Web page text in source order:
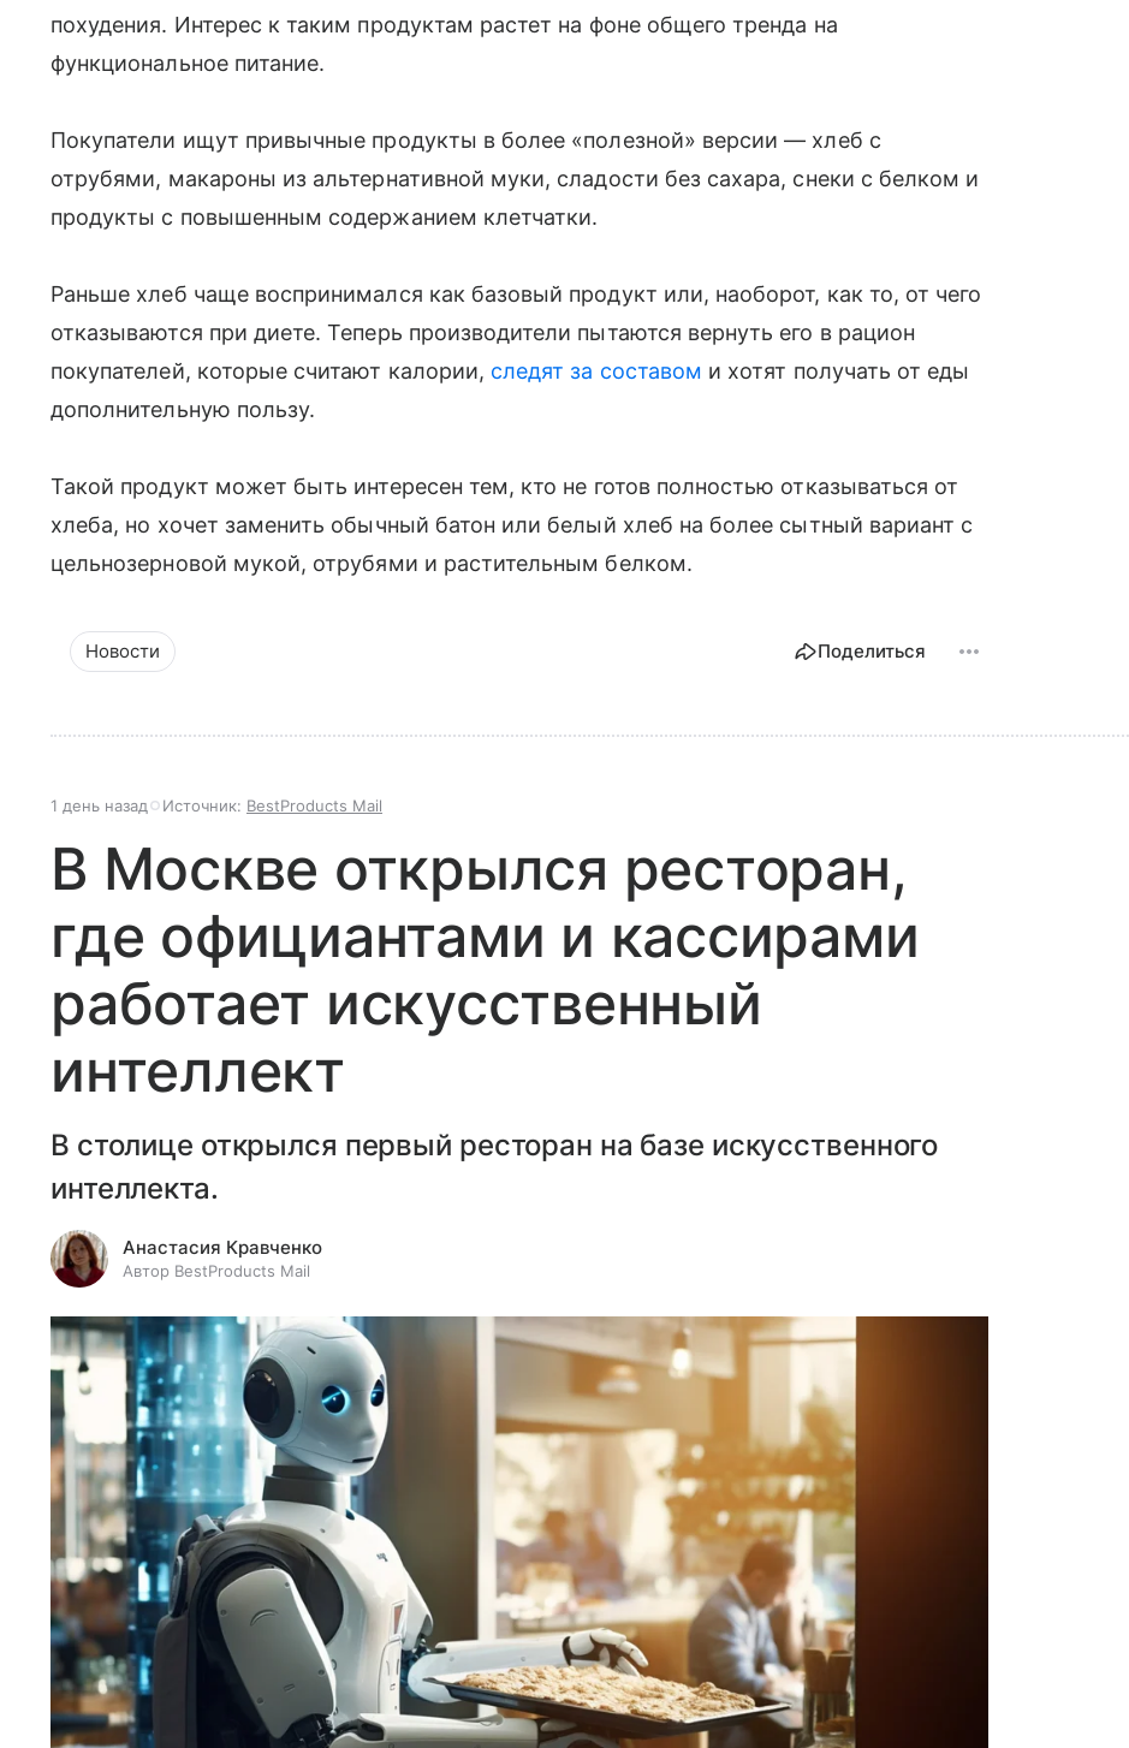
похудения. Интерес к таким продуктам растет на фоне общего тренда на
функциональное питание.
Покупатели ищут привычные продукты в более «полезной» версии — хлеб с
отрубями, макароны из альтернативной муки, сладости без сахара, снеки с белком и
продукты с повышенным содержанием клетчатки.
Раньше хлеб чаще воспринимался как базовый продукт или, наоборот, как то, от чего
отказываются при диете. Теперь производители пытаются вернуть его в рацион
покупателей, которые считают калории, следят за составом и хотят получать от еды
дополнительную пользу.
Такой продукт может быть интересен тем, кто не готов полностью отказываться от
хлеба, но хочет заменить обычный батон или белый хлеб на более сытный вариант с
цельнозерновой мукой, отрубями и растительным белком.
Новости Поделиться
1 день назад Источник: BestProducts Mail
В Москве открылся ресторан,
где официантами и кассирами
работает искусственный
интеллект
В столице открылся первый ресторан на базе искусственного
интеллекта.
Анастасия Кравченко
Автор BestProducts Mail